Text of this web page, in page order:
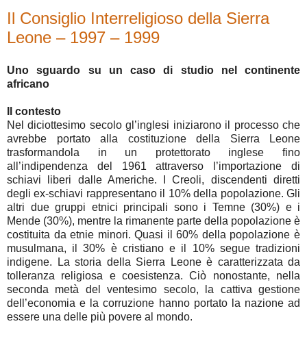
Il Consiglio Interreligioso della Sierra
Leone – 1997 – 1999
Uno sguardo su un caso di studio nel continente
africano
Il contesto
Nel diciottesimo secolo gl’inglesi iniziarono il processo che
avrebbe portato alla costituzione della Sierra Leone
trasformandola in un protettorato inglese fino
all’indipendenza del 1961 attraverso l’importazione di
schiavi liberi dalle Americhe. I Creoli, discendenti diretti
degli ex-schiavi rappresentano il 10% della popolazione. Gli
altri due gruppi etnici principali sono i Temne (30%) e i
Mende (30%), mentre la rimanente parte della popolazione è
costituita da etnie minori. Quasi il 60% della popolazione è
musulmana, il 30% è cristiano e il 10% segue tradizioni
indigene. La storia della Sierra Leone è caratterizzata da
tolleranza religiosa e coesistenza. Ciò nonostante, nella
seconda metà del ventesimo secolo, la cattiva gestione
dell’economia e la corruzione hanno portato la nazione ad
essere una delle più povere al mondo.